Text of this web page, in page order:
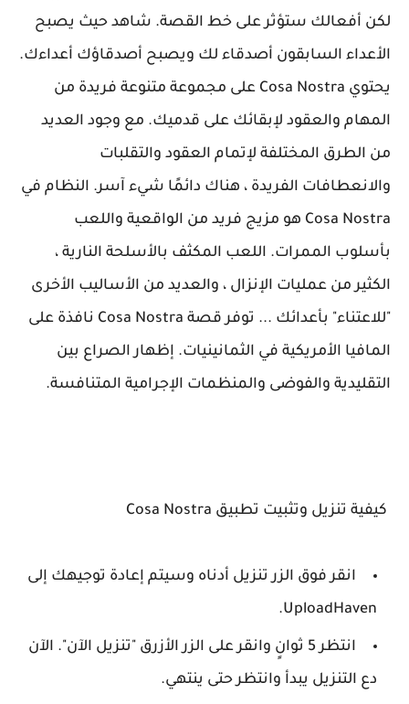
لكن أفعالك ستؤثر على خط القصة. شاهد حيث يصبح
الأعداء السابقون أصدقاء لك ويصبح أصدقاؤك أعداءك.
يحتوي Cosa Nostra على مجموعة متنوعة فريدة من
المهام والعقود لإبقائك على قدميك. مع وجود العديد
من الطرق المختلفة لإتمام العقود والتقلبات
والانعطافات الفريدة ، هناك دائمًا شيء آسر. النظام في
Cosa Nostra هو مزيج فريد من الواقعية واللعب
بأسلوب الممرات. اللعب المكثف بالأسلحة النارية ،
الكثير من عمليات الإنزال ، والعديد من الأساليب الأخرى
"للاعتناء" بأعدائك ... توفر قصة Cosa Nostra نافذة على
المافيا الأمريكية في الثمانينيات. إظهار الصراع بين
التقليدية والفوضى والمنظمات الإجرامية المتنافسة.
كيفية تنزيل وتثبيت تطبيق Cosa Nostra
انقر فوق الزر تنزيل أدناه وسيتم إعادة توجيهك إلى
UploadHaven.
انتظر 5 ثوانٍ وانقر على الزر الأزرق "تنزيل الآن". الآن
دع التنزيل يبدأ وانتظر حتى ينتهي.